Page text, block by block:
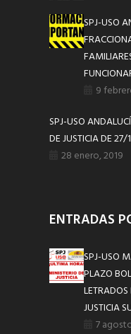
SPJ-USO
9
SPJ-USO
DE JUSTICIA DE
28 enero, 2019
ENTRADAS
SPJ-USO
PLAZO
JUSTICIA
7